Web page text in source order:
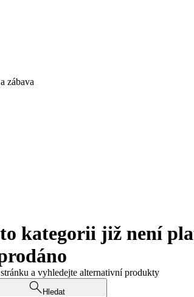
zábava
kategorii již není
a vyhledejte alternativní produkty
Hledat